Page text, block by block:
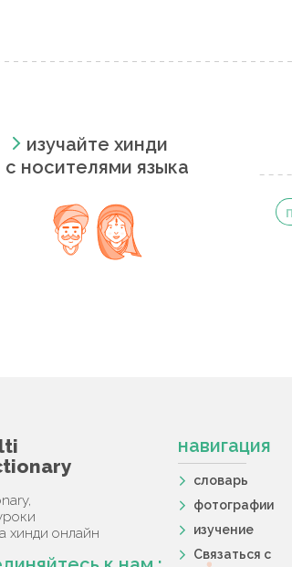
изучайте хинди
с носителями языка
хинди онлайн
навигация
словарь
фотографии
изучение
Связаться с